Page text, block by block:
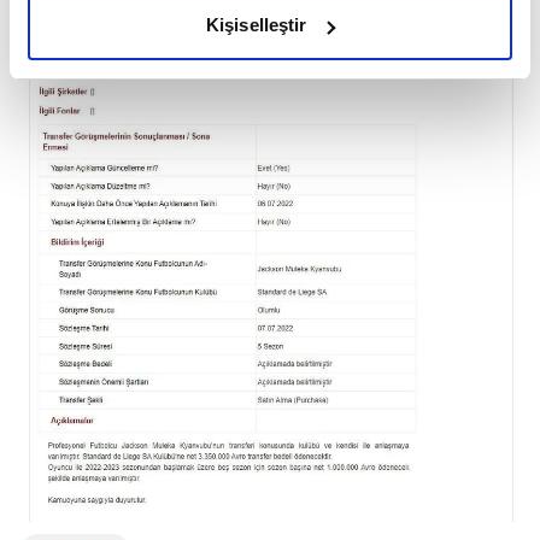
elimizden gelen çabayı gösterdiğimizi ve bu noktada,
kalemimiz olduğunu sizlere hatırlatmak isteriz.
Her halükârda, kullanıcılar, bu çerezlere izin vermedikleri
takdirde, kullanıcılara hedefli reklamlar
gösterilmeyecektir."
Sizlere daha iyi bir hizmet sunabilmek için İnternet
Sitemizde kendimize ve üçüncü kişilere ait çerezler
kullanılmaktadır. Bu çerezler vasıtasıyla çeşitli kişisel
verileriniz işlenmekte olup gerekli olan çerezler bilgi
toplumu hizmetlerinin sunulması amacıyla
kullanılmaktadır. Diğer çerezler, sitemizin daha işlevsel
kılınması ve kişiselleştirilmesi ve sizlere yönelik
reklam/pazarlama faaliyetlerinin yapılması, amaçlarıyla
sınırlı olarak açık rızanız dahilinde kullanılacaktır.
Kişiselleştir